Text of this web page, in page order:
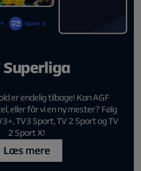
Superliga
er endelig tilbage! Kan AGF
eller får vi en ny mester? Følg
TV3 Sport, TV 2 Sport og TV
2 Sport X!
Læs mere